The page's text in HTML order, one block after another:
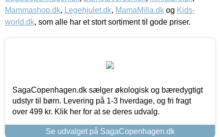
Mammashop.dk, Legehjulet.dk, MamaMilla.dk og Kids-
world.dk, som alle har et stort sortiment til gode priser.
SagaCopenhagen.dk sælger økologisk og bæredygtigt
udstyr til børn. Levering på 1-3 hverdage, og fri fragt
over 499 kr. Klik her for at se deres udvalg.
Se udvalget på SagaCopenhagen.dk